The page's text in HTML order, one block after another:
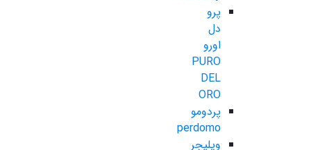
پرو
دل
اورو
PURO
DEL
ORO
پردومو
perdomo
ویلیجر